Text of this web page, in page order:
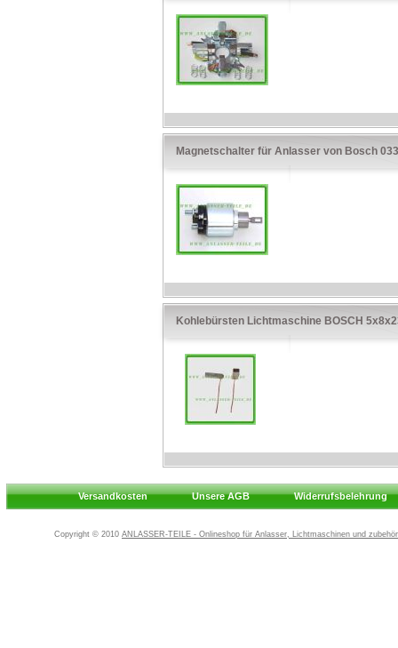
Magnetschalter für Anlasser von Bosch
Kohlebürsten Lichtmaschine BOSCH
Versandkosten Unsere AGB Widerrufsbelehrung
Copyright © 2010 ANLASSER-TEILE - Onlineshop für Anlasser, Lichtmaschinen und zubehör